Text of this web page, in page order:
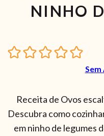
NINHO
Sem
Receita de Ovos
Descubra como
em ninho de legumes